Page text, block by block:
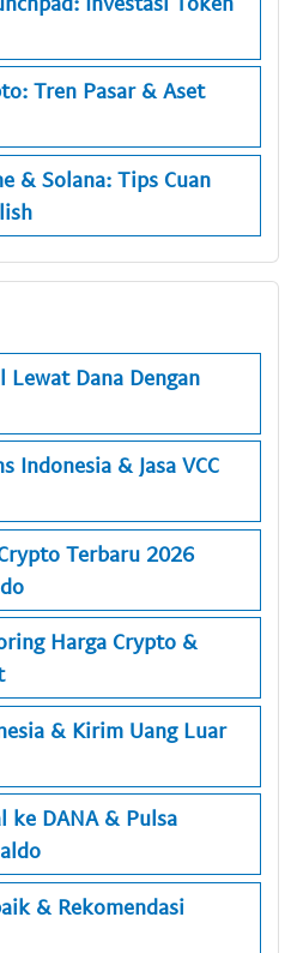
Tren Pasar & Aset
& Solana: Tips Cuan
Lewat Dana Dengan
Indonesia & Jasa VCC
Terbaru 2026
Harga Crypto &
& Kirim Uang Luar
ke DANA & Pulsa
& Rekomendasi